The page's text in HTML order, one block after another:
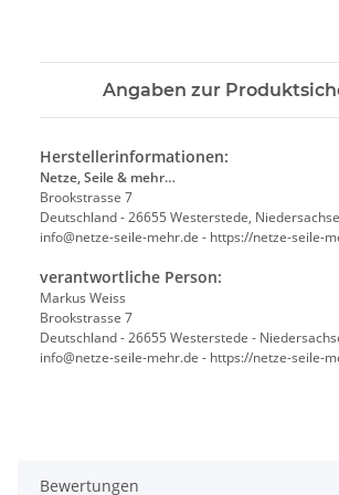
Angaben zur
Herstellerinformationen:
Netze, Seile & mehr…
Brookstrasse 7
Deutschland - 26655 Westerstede,
info@netze-seile-mehr.de - https://netze-seile-
verantwortliche Person:
Markus Weiss
Brookstrasse 7
Deutschland - 26655 Westerstede -
info@netze-seile-mehr.de - https://netze-seile-
Bewertungen